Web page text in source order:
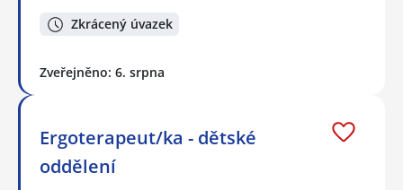
Zkrácený úvazek
Zveřejněno: 6. srpna
Ergoterapeut/ka - dětské
oddělení